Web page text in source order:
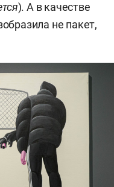
). А в качестве
не пакет,